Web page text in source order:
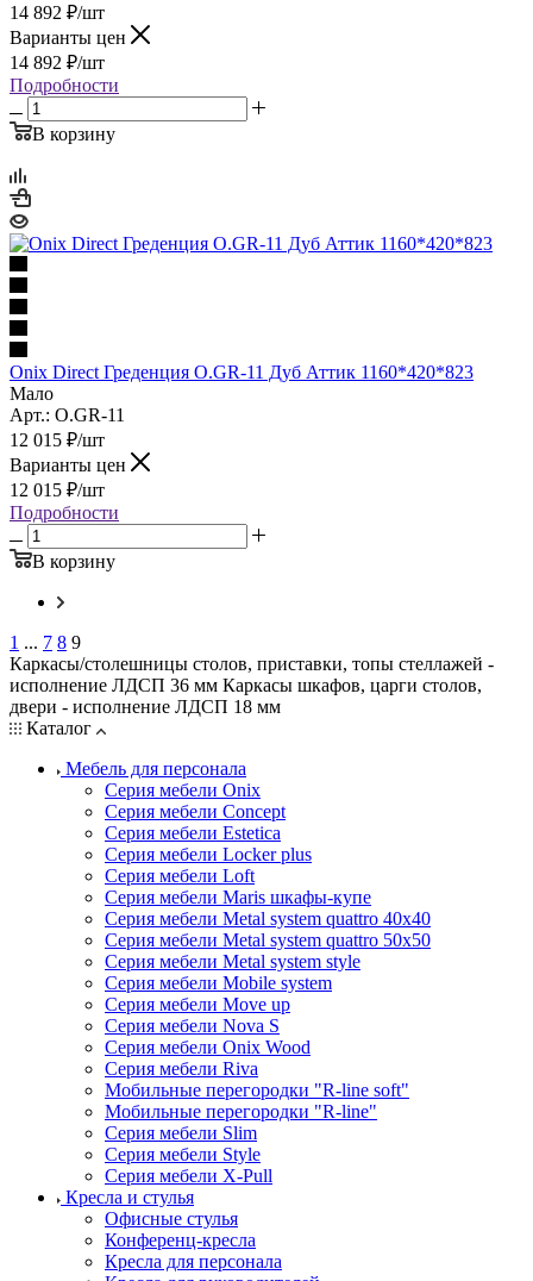
14 892 ₽/шт
Варианты цен
14 892 ₽/шт
Подробности
В корзину
Onix Direct Греденция O.GR-11 Дуб Аттик 1160*420*823
Мало
Арт.: O.GR-11
12 015 ₽/шт
Варианты цен
12 015 ₽/шт
Подробности
В корзину
1 ... 7 8 9
Каркасы/столешницы столов, приставки, топы стеллажей -
исполнение ЛДСП 36 мм Каркасы шкафов, царги столов,
двери - исполнение ЛДСП 18 мм
Каталог
Мебель для персонала
Серия мебели Onix
Серия мебели Concept
Серия мебели Estetica
Серия мебели Locker plus
Серия мебели Loft
Серия мебели Maris шкафы-купе
Серия мебели Metal system quattro 40x40
Серия мебели Metal system quattro 50x50
Серия мебели Metal system style
Серия мебели Mobile system
Серия мебели Move up
Серия мебели Nova S
Серия мебели Onix Wood
Серия мебели Riva
Мобильные перегородки "R-line soft"
Мобильные перегородки "R-line"
Серия мебели Slim
Серия мебели Style
Серия мебели X-Pull
Кресла и стулья
Офисные стулья
Конференц-кресла
Кресла для персонала